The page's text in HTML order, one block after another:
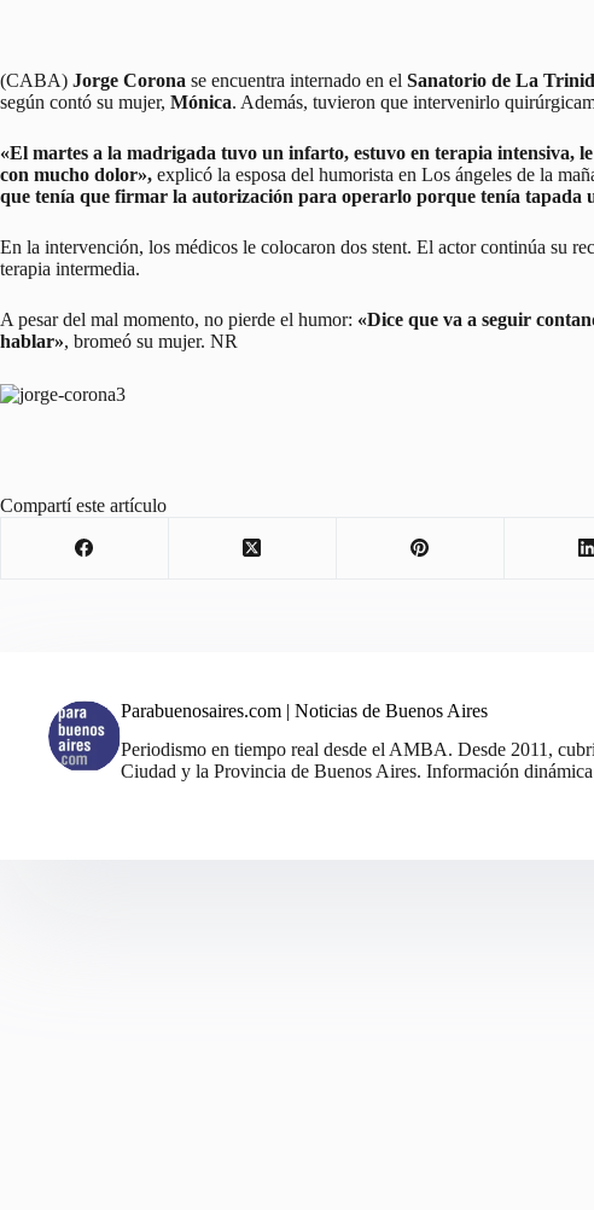
(CABA) Jorge Corona se encuentra internado en el Sanatorio de La
según contó su mujer, Mónica. Además, tuvieron que intervenirlo
«El martes a la madrigada tuvo un infarto, estuvo en terapia intensiva,
con mucho dolor», explicó la esposa del humorista en Los ángeles de la
que tenía que firmar la autorización para operarlo porque tenía tapada
En la intervención, los médicos le colocaron dos stent. El actor continúa su
terapia intermedia.
A pesar del mal momento, no pierde el humor: «Dice que va a seguir
hablar», bromeó su mujer. NR
Compartí este artículo
Parabuenosaires.com | Noticias de Buenos Aires
Periodismo en tiempo real desde el AMBA. Desde 2011,
Ciudad y la Provincia de Buenos Aires. Información